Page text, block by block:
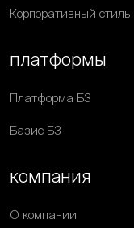
Корпоративный стиль
платформы
Платформа Б3
Базис Б3
компания
О компании